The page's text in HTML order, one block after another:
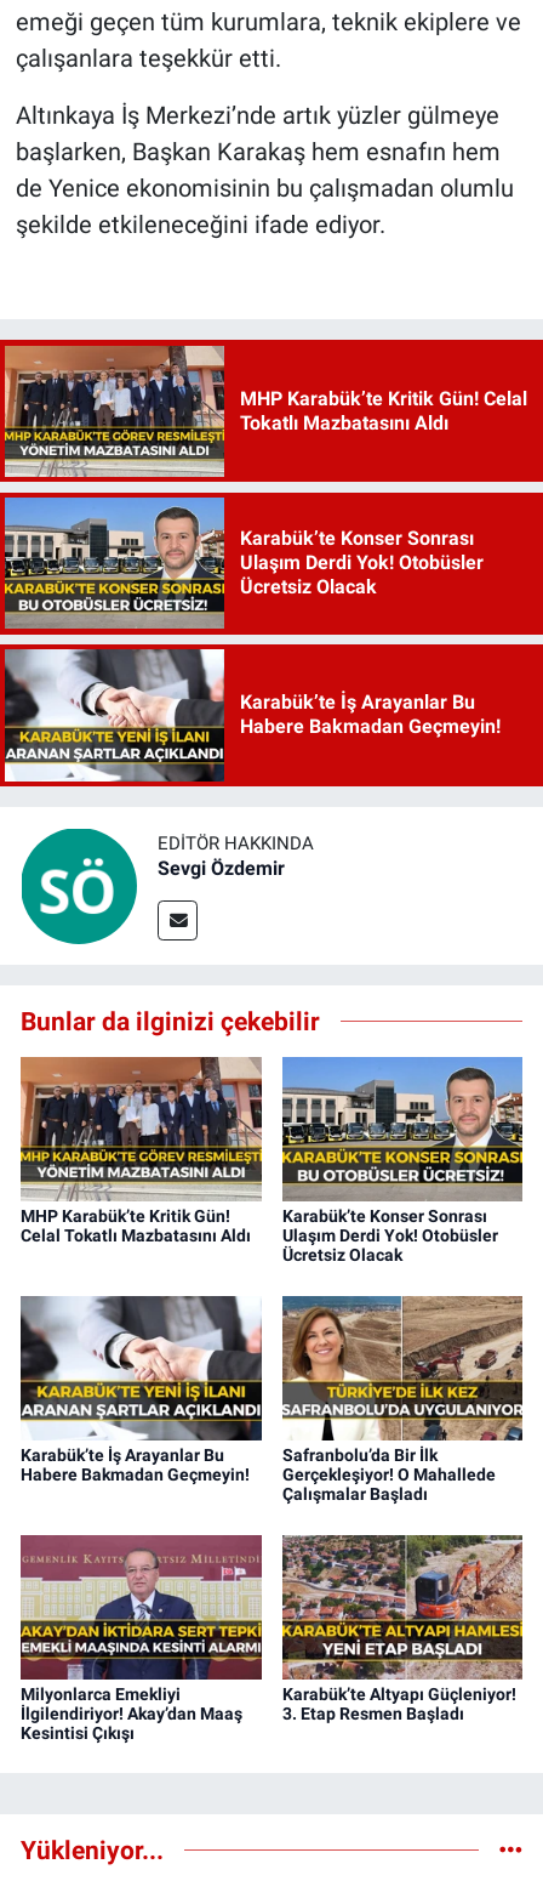
emeği geçen tüm kurumlara, teknik ekiplere ve
çalışanlara teşekkür etti.
Altınkaya İş Merkezi’nde artık yüzler gülmeye
başlarken, Başkan Karakaş hem esnafın hem
de Yenice ekonomisinin bu çalışmadan olumlu
şekilde etkileneceğini ifade ediyor.
MHP Karabük’te Kritik Gün! Celal
Tokatlı Mazbatasını Aldı
Karabük’te Konser Sonrası
Ulaşım Derdi Yok! Otobüsler
Ücretsiz Olacak
Karabük’te İş Arayanlar Bu
Habere Bakmadan Geçmeyin!
EDITÖR HAKKINDA
Sevgi Özdemir
Bunlar da ilginizi çekebilir
MHP Karabük’te Kritik Gün!
Celal Tokatlı Mazbatasını Aldı
Karabük’te Konser Sonrası
Ulaşım Derdi Yok! Otobüsler
Ücretsiz Olacak
Karabük’te İş Arayanlar Bu
Habere Bakmadan Geçmeyin!
Safranbolu’da Bir İlk
Gerçekleşiyor! O Mahallede
Çalışmalar Başladı
Milyonlarca Emekliyi
İlgilendiriyor! Akay’dan Maaş
Kesintisi Çıkışı
Karabük’te Altyapı Güçleniyor!
3. Etap Resmen Başladı
Yükleniyor...